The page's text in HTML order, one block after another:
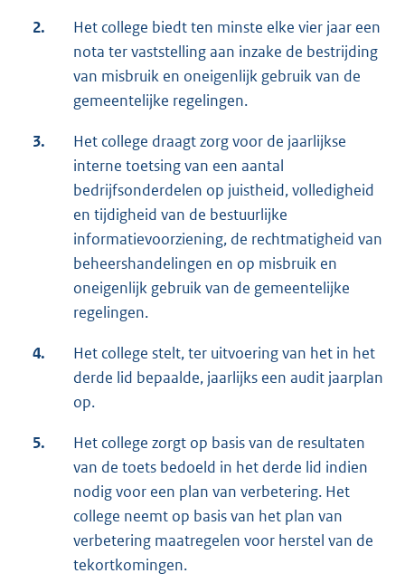
2.
Het college biedt ten minste elke vier jaar een
nota ter vaststelling aan inzake de bestrijding
van misbruik en oneigenlijk gebruik van de
gemeentelijke regelingen.
3.
Het college draagt zorg voor de jaarlijkse
interne toetsing van een aantal
bedrijfsonderdelen op juistheid, volledigheid
en tijdigheid van de bestuurlijke
informatievoorziening, de rechtmatigheid van
beheershandelingen en op misbruik en
oneigenlijk gebruik van de gemeentelijke
regelingen.
4.
Het college stelt, ter uitvoering van het in het
derde lid bepaalde, jaarlijks een audit jaarplan
op.
5.
Het college zorgt op basis van de resultaten
van de toets bedoeld in het derde lid indien
nodig voor een plan van verbetering. Het
college neemt op basis van het plan van
verbetering maatregelen voor herstel van de
tekortkomingen.